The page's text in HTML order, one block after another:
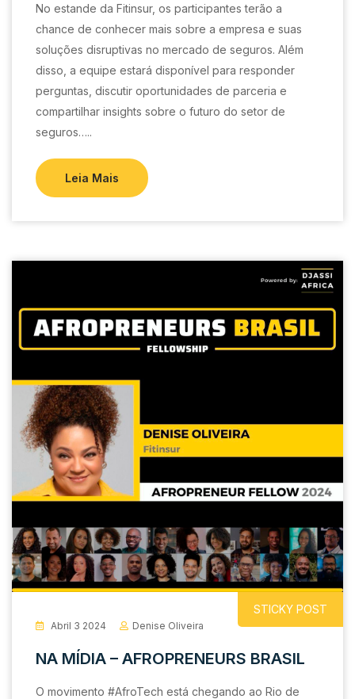
No estande da Fitinsur, os participantes terão a
chance de conhecer mais sobre a empresa e suas
soluções disruptivas no mercado de seguros. Além
disso, a equipe estará disponível para responder
perguntas, discutir oportunidades de parceria e
compartilhar insights sobre o futuro do setor de
seguros…..
Leia Mais
STICKY POST
Abril 3 2024 Denise Oliveira
NA MÍDIA – AFROPRENEURS BRASIL
O movimento #AfroTech está chegando ao Rio de